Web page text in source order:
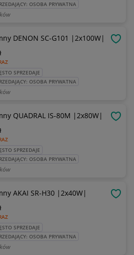
OSOBA PRYWATNA
DENON SC-G101 |2x100W|
SPRZEDAJE
OSOBA PRYWATNA
QUADRAL IS-80M |2x80W|
SPRZEDAJE
OSOBA PRYWATNA
AKAI SR-H30 |2x40W|
SPRZEDAJE
OSOBA PRYWATNA